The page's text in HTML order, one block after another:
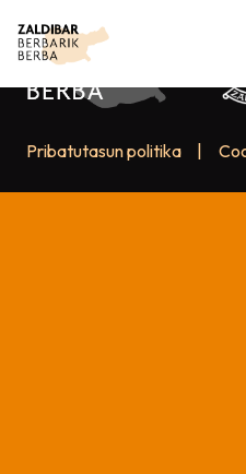
Pribatutasun politika